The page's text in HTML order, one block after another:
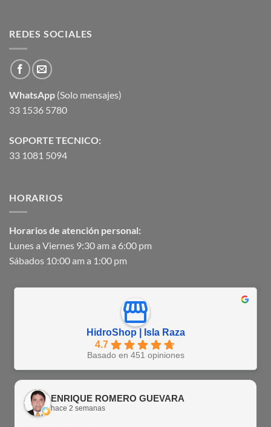
REDES SOCIALES
WhatsApp (Solo mensajes)
33 1536 5780
SOPORTE TECNICO:
33 1081 5094
HORARIOS
Horarios de atención personal:
Lunes a Viernes 9:30 am a 6:00 pm
Sábados 10:00 am a 1:00 pm
HidroShop | Isla Raza
4.7
Basado en 451 opiniones
ENRIQUE ROMERO GUEVARA
hace 2 semanas